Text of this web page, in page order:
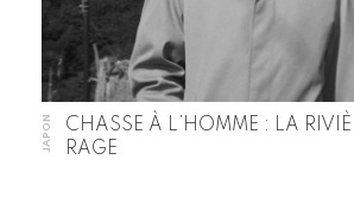
JAPON
CHASSE À L’HOMME : LA
RAGE